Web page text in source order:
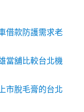
借款防護需求老
當舖比較台北機
市脫毛膏的台北